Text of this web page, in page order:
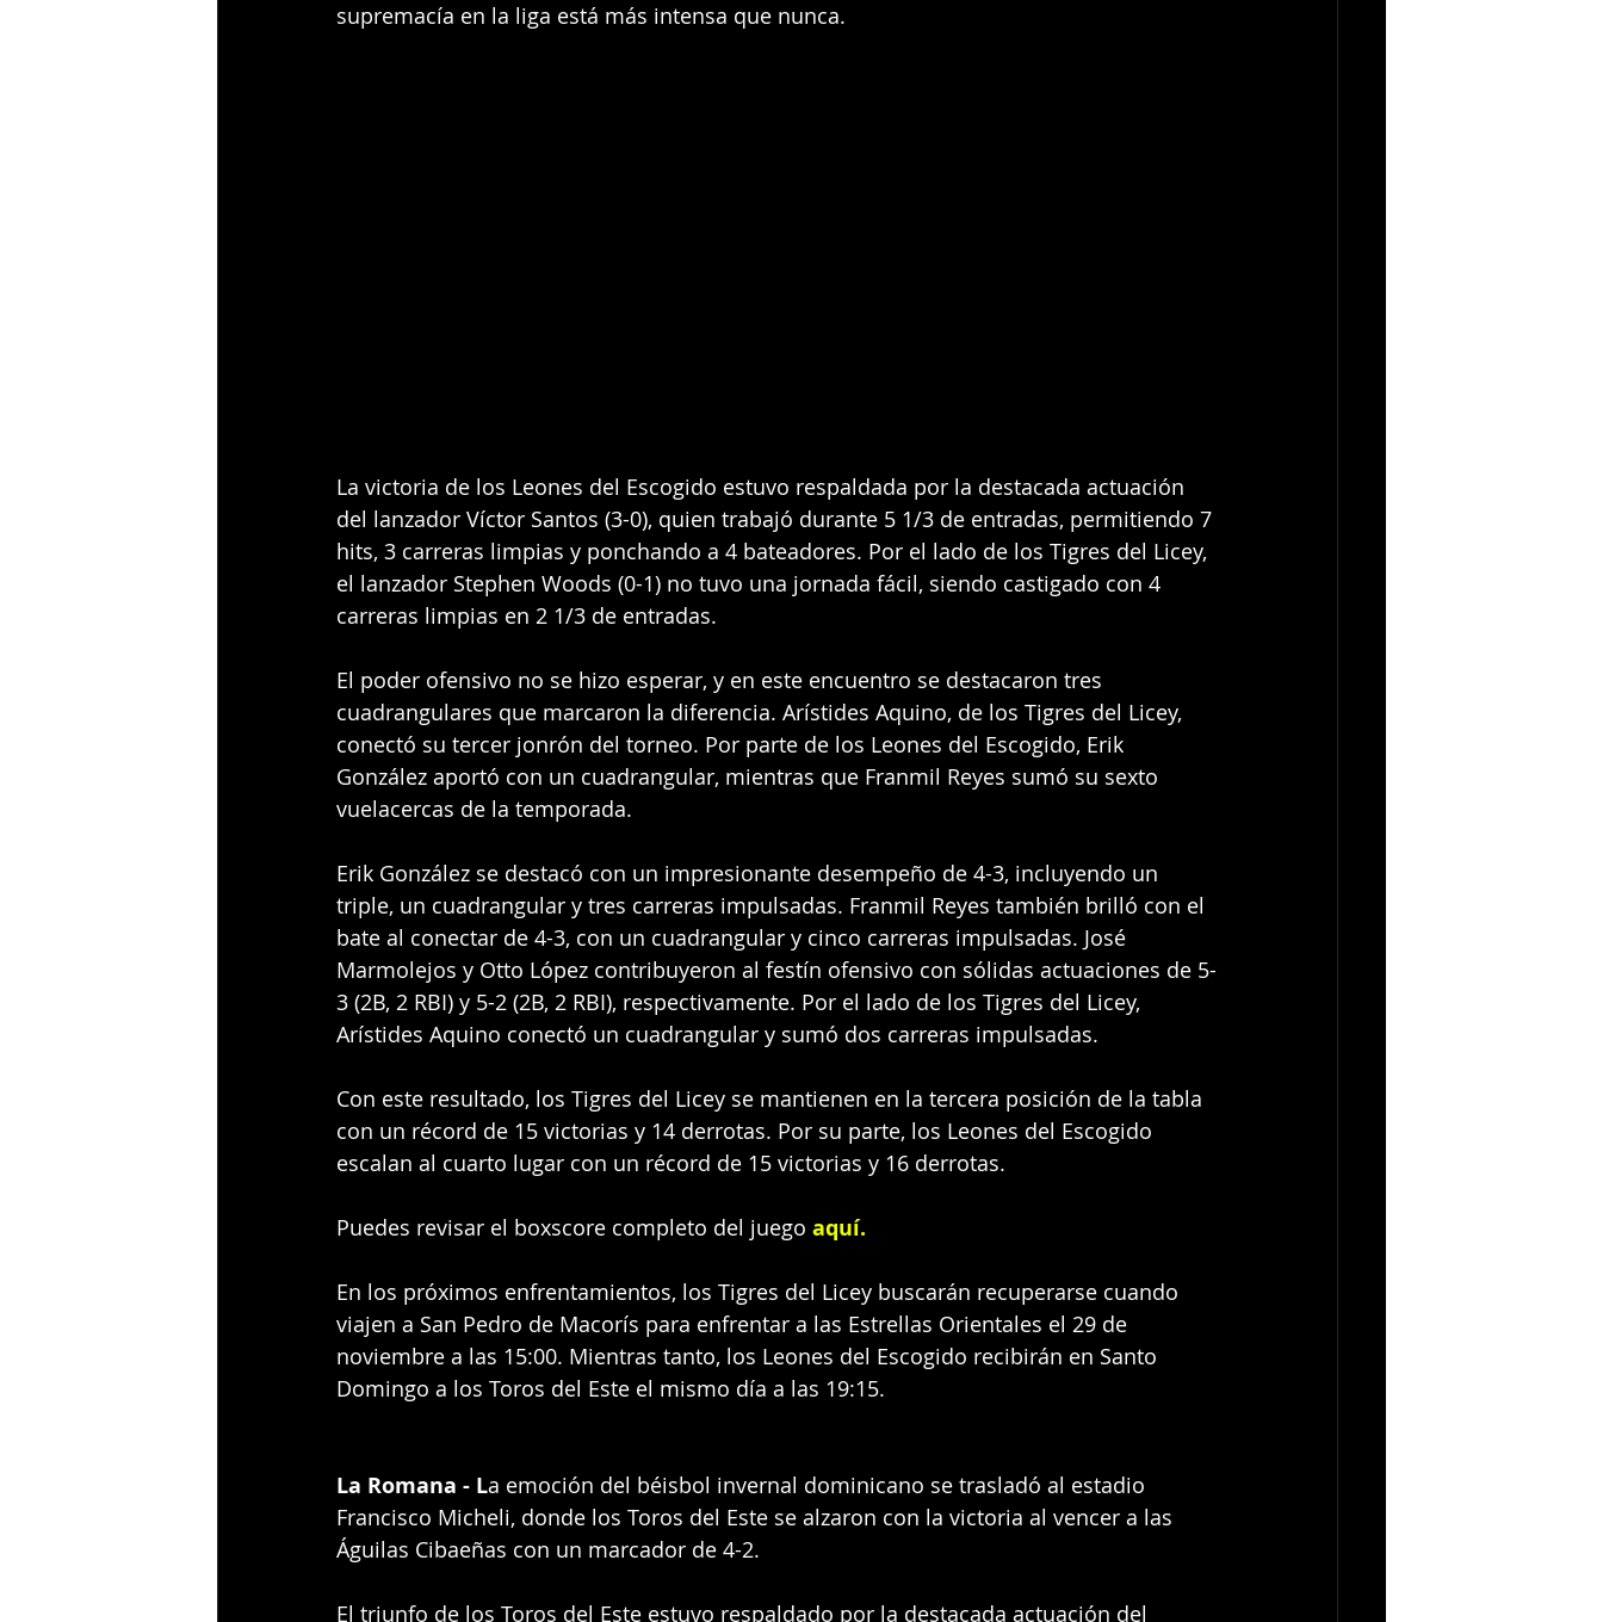
supremacía en la liga está más intensa que nunca.
La victoria de los Leones del Escogido estuvo respaldada por la destacada actuación
del lanzador Víctor Santos (3-0), quien trabajó durante 5 1/3 de entradas, permitiendo 7
hits, 3 carreras limpias y ponchando a 4 bateadores. Por el lado de los Tigres del Licey,
el lanzador Stephen Woods (0-1) no tuvo una jornada fácil, siendo castigado con 4
carreras limpias en 2 1/3 de entradas.
El poder ofensivo no se hizo esperar, y en este encuentro se destacaron tres
cuadrangulares que marcaron la diferencia. Arístides Aquino, de los Tigres del Licey,
conectó su tercer jonrón del torneo. Por parte de los Leones del Escogido, Erik
González aportó con un cuadrangular, mientras que Franmil Reyes sumó su sexto
vuelacercas de la temporada.
Erik González se destacó con un impresionante desempeño de 4-3, incluyendo un
triple, un cuadrangular y tres carreras impulsadas. Franmil Reyes también brilló con el
bate al conectar de 4-3, con un cuadrangular y cinco carreras impulsadas. José
Marmolejos y Otto López contribuyeron al festín ofensivo con sólidas actuaciones de 5-
3 (2B, 2 RBI) y 5-2 (2B, 2 RBI), respectivamente. Por el lado de los Tigres del Licey,
Arístides Aquino conectó un cuadrangular y sumó dos carreras impulsadas.
Con este resultado, los Tigres del Licey se mantienen en la tercera posición de la tabla
con un récord de 15 victorias y 14 derrotas. Por su parte, los Leones del Escogido
escalan al cuarto lugar con un récord de 15 victorias y 16 derrotas.
Puedes revisar el boxscore completo del juego aquí.
En los próximos enfrentamientos, los Tigres del Licey buscarán recuperarse cuando
viajen a San Pedro de Macorís para enfrentar a las Estrellas Orientales el 29 de
noviembre a las 15:00. Mientras tanto, los Leones del Escogido recibirán en Santo
Domingo a los Toros del Este el mismo día a las 19:15.
La Romana - La emoción del béisbol invernal dominicano se trasladó al estadio
Francisco Micheli, donde los Toros del Este se alzaron con la victoria al vencer a las
Águilas Cibaeñas con un marcador de 4-2.
El triunfo de los Toros del Este estuvo respaldado por la destacada actuación del